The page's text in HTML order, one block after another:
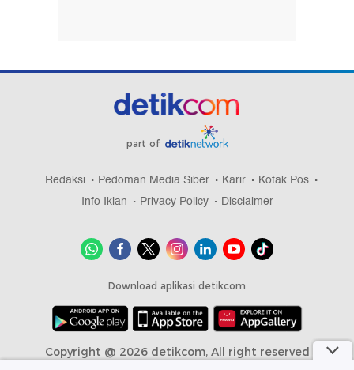
part of
Redaksi Pedoman Media Siber Karir
Kotak Pos
Info Iklan
Privacy Policy Disclaimer
Download aplikasi detikcom
Copyright @ 2026 detikcom, All right reserved